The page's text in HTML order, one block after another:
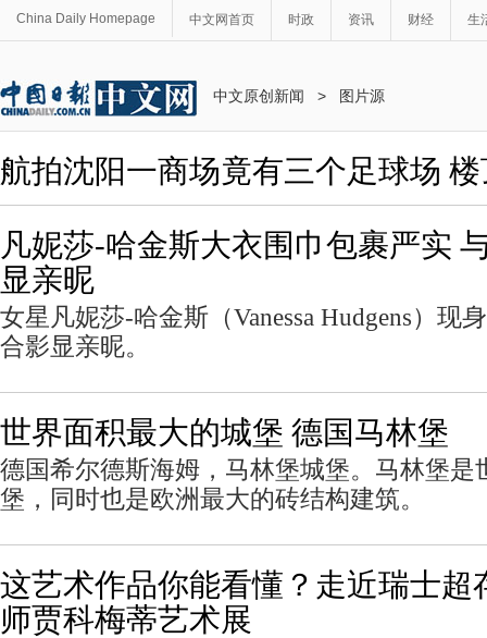
China Daily Homepage 中文网首页 时政 资讯 财经 生
中文原创新闻 > 图片源
航拍沈阳一商场竟有三个足球场
凡妮莎-哈金斯大衣围巾包裹严实
显亲昵
女星凡妮莎-哈金斯（Vanessa Hudgens）现
合影显亲昵。
世界面积最大的城堡 德国马林堡
德国希尔德斯海姆，马林堡城堡。马林堡是
堡，同时也是欧洲最大的砖结构建筑。
这艺术作品你能看懂？走近瑞士超
师贾科梅蒂艺术展